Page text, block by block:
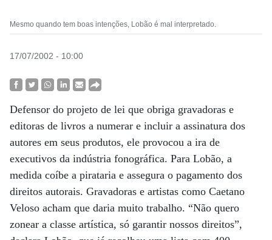
Mesmo quando tem boas intenções, Lobão é mal interpretado.
17/07/2002 - 10:00
Defensor do projeto de lei que obriga gravadoras e
editoras de livros a numerar e incluir a assinatura dos
autores em seus produtos, ele provocou a ira de
executivos da indústria fonográfica. Para Lobão, a
medida coíbe a pirataria e assegura o pagamento dos
direitos autorais. Gravadoras e artistas como Caetano
Veloso acham que daria muito trabalho. “Não quero
zonear a classe artística, só garantir nossos direitos”,